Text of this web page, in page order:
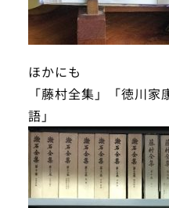
ほかにも
「藤村全集」「徳川
語」